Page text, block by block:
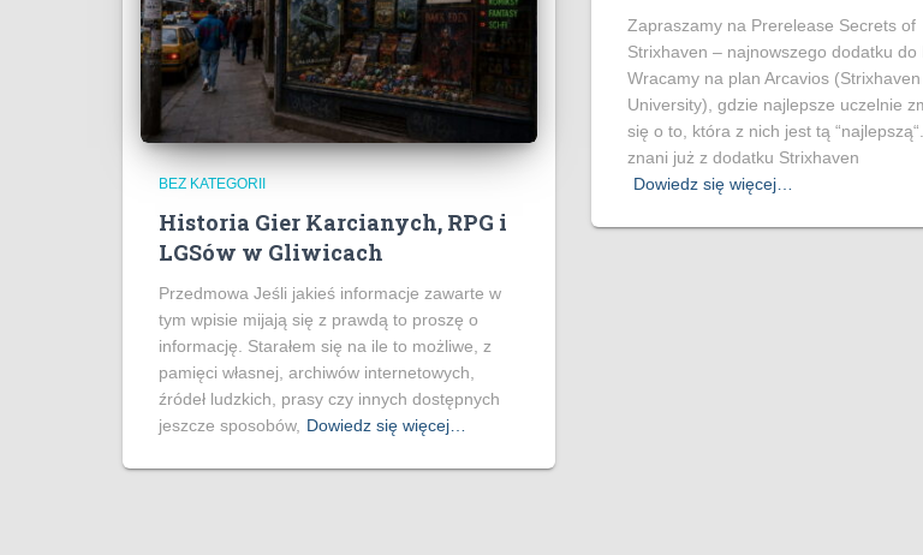
BEZ KATEGORII
Historia Gier Karcianych, RPG i
LGSów w Gliwicach
Przedmowa Jeśli jakieś informacje zawarte w
tym wpisie mijają się z prawdą to proszę o
informację. Starałem się na ile to możliwe, z
pamięci własnej, archiwów internetowych,
źródeł ludzkich, prasy czy innych dostępnych
jeszcze sposobów, Dowiedz się więcej…
Zapraszamy na Prerelease Secrets of
Strixhaven – najnowszego dodatku do
Wracamy na plan Arcavios (Strixhaven
University), gdzie najlepsze uczelnie
się o to, która z nich jest tą
znani już z dodatku Strixhaven
Dowiedz się więcej…